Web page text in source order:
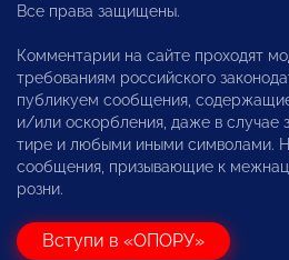
Все права защищены.
Комментарии на сайте проходят
требованиям российского
публикуем сообщения,
и/или оскорбления, даже в случае
тире и любыми иными символами.
сообщения, призывающие к
розни.
Вступи в «ОПОРУ»